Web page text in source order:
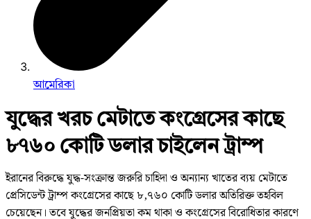
আমেরিকা
যুদ্ধের খরচ মেটাতে কংগ্রেসের কাছে
৮৭৬০ কোটি ডলার চাইলেন ট্রাম্প
ইরানের বিরুদ্ধে যুদ্ধ-সংক্রান্ত জরুরি চাহিদা ও অন্যান্য খাতের ব্যয় মেটাতে
প্রেসিডেন্ট ট্রাম্প কংগ্রেসের কাছে ৮,৭৬০ কোটি ডলার অতিরিক্ত তহবিল
চেয়েছেন। তবে যুদ্ধের জনপ্রিয়তা কম থাকা ও কংগ্রেসের বিরোধিতার কারণে